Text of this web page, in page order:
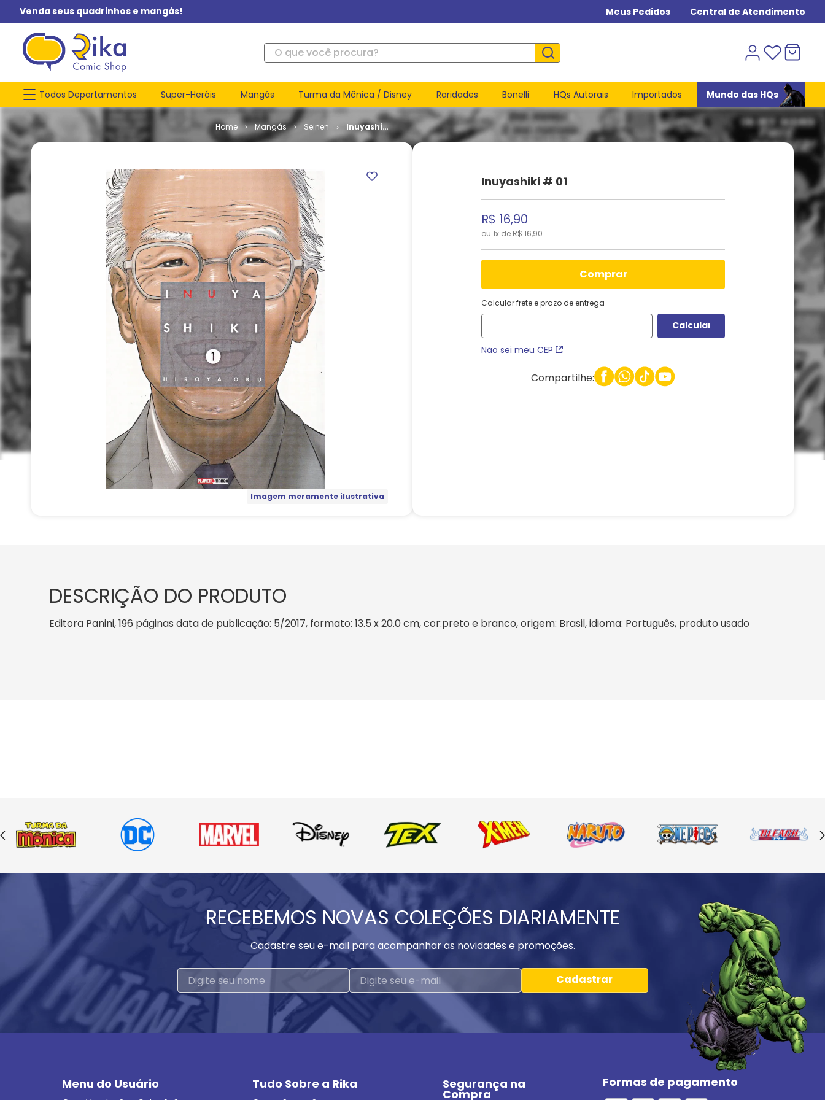
Venda seus quadrinhos e mangás! Meus Pedidos Central de Atendimento
O que você procura?
Todos Departamentos Super-Heróis Mangás Turma da Mônica / Disney Raridades Bonelli HQs Autorais Importados Mundo das HQs
Mangás Seinen
Inuyashiki
# 01
Imagem meramente ilustrativa
Inuyashiki # 01
R$ 16,90
ou 1x de R$ 16,90
comprar
Calcular frete e prazo de entrega
Não sei meu CEP
Compartilhe:
DESCRIÇÃO DO PRODUTO
Editora Panini, 196 páginas data de publicação: 5/2017, formato: 13.5 x 20.0 cm, cor:preto e branco, origem: Brasil, idioma: Português, produto usado
RECEBEMOS NOVAS COLEÇÕES DIARIAMENTE
Cadastre seu e-mail para acompanhar as novidades e promoções.
Cadastrar
Menu do Usuário Tudo Sobre a Rika Segurança na
Compra
Formas de pagamento